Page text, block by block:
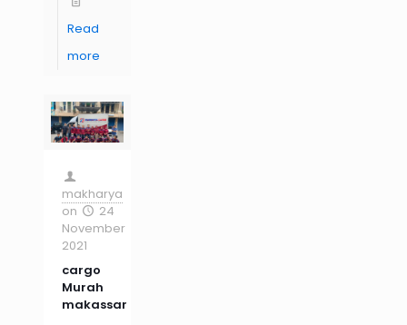
Read
more
makharya
on
24
November
2021
cargo
Murah
makassar